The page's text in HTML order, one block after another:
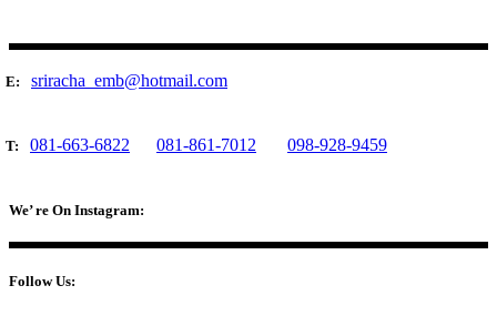
E: sriracha_emb@hotmail.com
T: 081-663-6822 081-861-7012 098-928-9459
We’ re On Instagram:
Follow Us: